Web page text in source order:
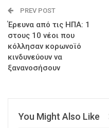
PREV POST
Έρευνα από τις ΗΠΑ: 1
στους 10 νέοι που
κόλλησαν κορωνοϊό
κινδυνεύουν να
ξανανοσήσουν
You Might Also Like